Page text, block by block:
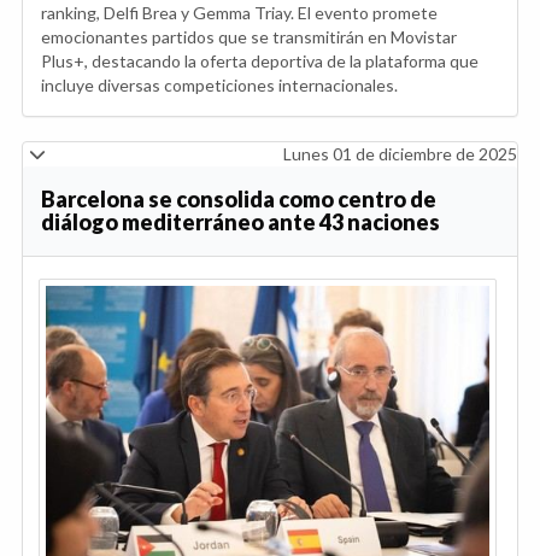
ranking, Delfi Brea y Gemma Triay. El evento promete
emocionantes partidos que se transmitirán en Movistar
Plus+, destacando la oferta deportiva de la plataforma que
incluye diversas competiciones internacionales.
Lunes 01 de diciembre de 2025
Barcelona se consolida como centro de
diálogo mediterráneo ante 43 naciones